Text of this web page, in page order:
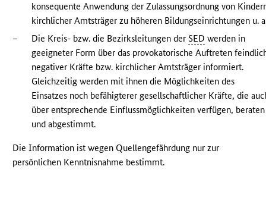
konsequente Anwendung der Zulassungsordnung von
kirchlicher Amtsträger zu höheren Bildungseinrichtungen u.
–
Die Kreis- bzw. die Bezirksleitungen derSED werden in
geeigneter Form über das provokatorische Auftreten
negativer Kräfte bzw. kirchlicher Amtsträger informiert.
Gleichzeitig werden mit ihnen die Möglichkeiten des
Einsatzes noch befähigterer gesellschaftlicher Kräfte, die
über entsprechende Einflussmöglichkeiten verfügen, beraten
und abgestimmt.
Die Information ist wegen Quellengefährdung nur zur
persönlichen Kenntnisnahme bestimmt.